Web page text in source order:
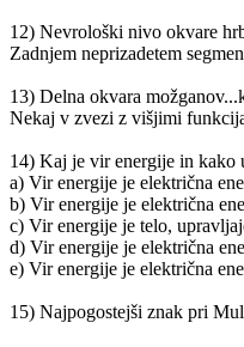
12) Nevrološki nivo okvare
Zadnjem neprizadetem
13) Delna okvara
Nekaj v zvezi z višjimi
14) Kaj je vir energije in kako
a) Vir energije je električna
b) Vir energije je električna
c) Vir energije je telo,
d) Vir energije je električna
e) Vir energije je električna
15) Najpogostejši znak pri